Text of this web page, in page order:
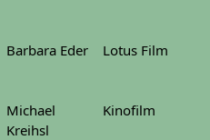
Barbara Eder Lotus Film
Michael
Kreihsl
Kinofilm